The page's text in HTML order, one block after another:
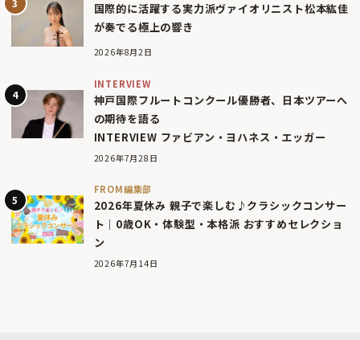
国際的に活躍する実力派ヴァイオリニスト松本紘佳
が奏でる極上の響き
2026年8月2日
INTERVIEW
神戸国際フルートコンクール優勝者、日本ツアーへ
の期待を語る
INTERVIEW ファビアン・ヨハネス・エッガー
2026年7月28日
FROM編集部
2026年夏休み 親子で楽しむ♪クラシックコンサー
ト｜0歳OK・体験型・本格派 おすすめセレクショ
ン
2026年7月14日